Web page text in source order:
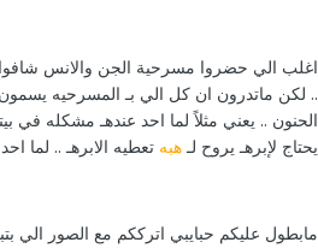
اغلب الي حضروا مسرحية الجن والانس
.. لكن ماتدرون ان كل الي بـ المسرحيه يسمون
الحنون .. يعني مثلاً لما احد عندهـ مشكله في
يحتاج لإبرهـ يروح لـ هبه تعطيه الابرهـ .. لما
مابطول عليكم حبايبي اترككم مع الصور الي